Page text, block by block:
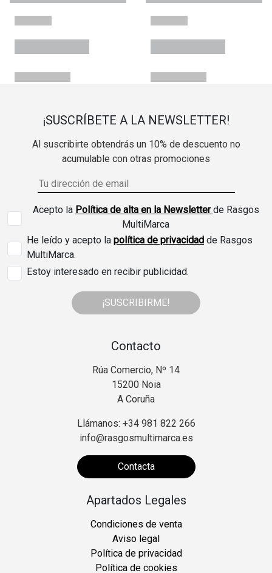
¡SUSCRÍBETE A LA NEWSLETTER!
Al suscribirte obtendrás un 10% de descuento no
acumulable con otras promociones
Acepto la Política de alta en la Newsletterde Rasgos
MultiMarca
He leído y acepto la política de privacidad de Rasgos
MultiMarca.
Estoy interesado en recibir publicidad.
¡SUSCRIBIRME!
Contacto
Rúa Comercio, Nº 14
15200 Noia
A Coruña
Llámanos: +34 981 822 266
info@rasgosmultimarca.es
Contacta
Apartados Legales
Condiciones de venta
Aviso legal
Política de privacidad
Política de cookies